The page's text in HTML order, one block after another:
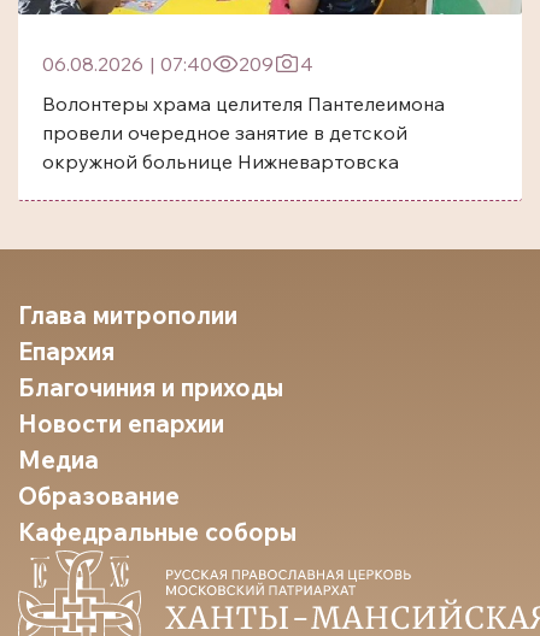
06.08.2026 | 07:40 209
4
Волонтеры храма целителя Пантелеимона
провели очередное занятие в детской
окружной больнице Нижневартовска
Глава митрополии
Епархия
Благочиния и приходы
Новости епархии
Медиа
Образование
Кафедральные соборы